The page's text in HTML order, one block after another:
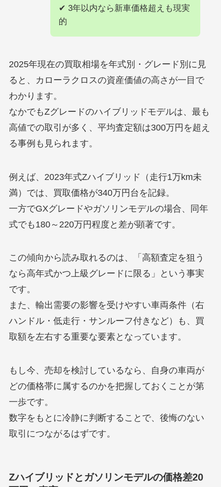
✔ 3年以内なら新車価格超えも現実
的
2025年現在の買取相場を年式別・グレード別に見
ると、カローラクロスの資産価値の高さが一目で
わかります。
なかでもZグレードのハイブリッドモデルは、最も
高値での取引が多く、平均査定額は300万円を超え
る事例も見られます。
例えば、2023年式Zハイブリッド（走行1万km未
満）では、買取価格が340万円台を記録。
一方でGXグレードやガソリンモデルの場合、同年
式でも180～220万円程度と差が顕著です。
この傾向から読み取れるのは、「高額査定を狙う
なら高年式かつ上級グレードに限る」という事実
です。
また、輸出需要の影響を受けやすい車両条件（右
ハンドル・低走行・サンルーフ付きなど）も、買
取額を左右する重要な要素となっています。
もし今、売却を検討しているなら、自身の車両が
どの価格帯に属するのかを把握しておくことが第
一歩です。
数字をもとに冷静に判断することで、後悔のない
取引につながるはずです。
Zハイブリッドとガソリンモデルの価格差20